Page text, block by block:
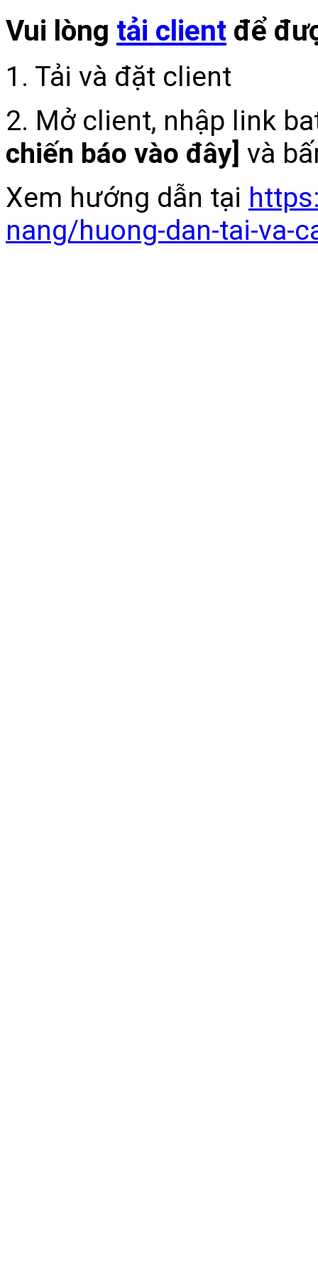
Vui lòng tải client để
1. Tải và đặt client
2. Mở client, nhập link
chiến báo vào đây] và
Xem hướng dẫn tại
nang/huong-dan-tai-va-